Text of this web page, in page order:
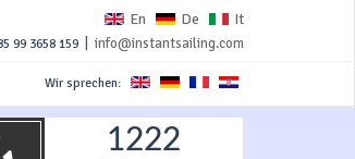
En De It
99 3658 159 info@instantsailing.com
Wir sprechen:
1222